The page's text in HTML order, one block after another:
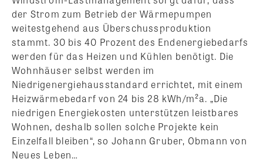
der Strom zum Betrieb der Wärmepumpen
weitestgehend aus Überschussproduktion
stammt. 30 bis 40 Prozent des Endenergiebedarfs
werden für das Heizen und Kühlen benötigt. Die
Wohnhäuser selbst werden im
Niedrigenergiehausstandard errichtet, mit einem
Heizwärmebedarf von 24 bis 28 kWh/m²a. „Die
niedrigen Energiekosten unterstützen leistbares
Wohnen, deshalb sollen solche Projekte kein
Einzelfall bleiben“, so Johann Gruber, Obmann von
Neues Leben…